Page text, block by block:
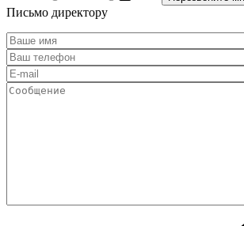
Письмо директору